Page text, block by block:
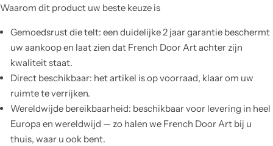
Waarom dit product uw beste keuze is
Gemoedsrust die telt: een duidelijke 2 jaar garantie beschermt
uw aankoop en laat zien dat French Door Art achter zijn
kwaliteit staat.
Direct beschikbaar: het artikel is op voorraad, klaar om uw
ruimte te verrijken.
Wereldwijde bereikbaarheid: beschikbaar voor levering in heel
Europa en wereldwijd — zo halen we French Door Art bij u
thuis, waar u ook bent.